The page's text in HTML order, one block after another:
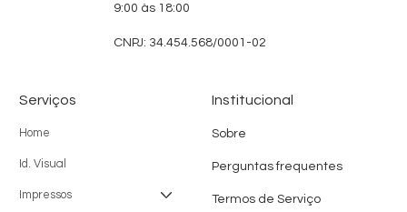
9:00 às 18:00
CNPJ: 34.454.568/0001-02
Serviços
Home
Id. Visual
Impressos
Institucional
Sobre
Perguntas frequentes
Termos de Serviço